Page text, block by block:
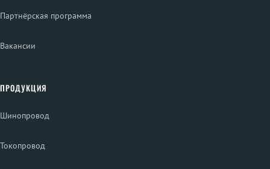
Партнёрская программа
Вакансии
ПРОДУКЦИЯ
Шинопровод
Токопровод